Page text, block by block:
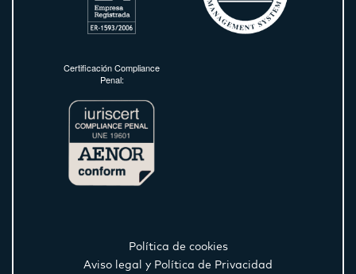
Certificación Compliance
Penal:
Política de cookies
Aviso legal y Política de Privacidad